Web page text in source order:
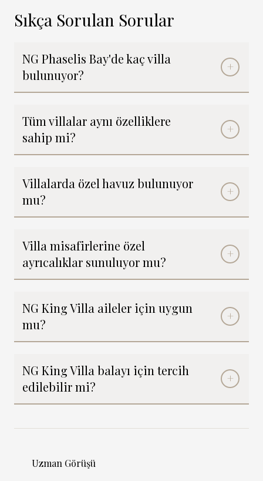
Sıkça Sorulan Sorular
NG Phaselis Bay'de kaç villa
bulunuyor?
Tüm villalar aynı özelliklere
sahip mi?
Villalarda özel havuz bulunuyor
mu?
Villa misafirlerine özel
ayrıcalıklar sunuluyor mu?
NG King Villa aileler için uygun
mu?
NG King Villa balayı için tercih
edilebilir mi?
Uzman Görüşü